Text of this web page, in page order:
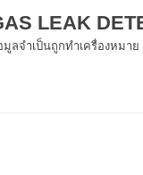
LEAK
มูลจำเป็นถูกทำเครื่องหมาย